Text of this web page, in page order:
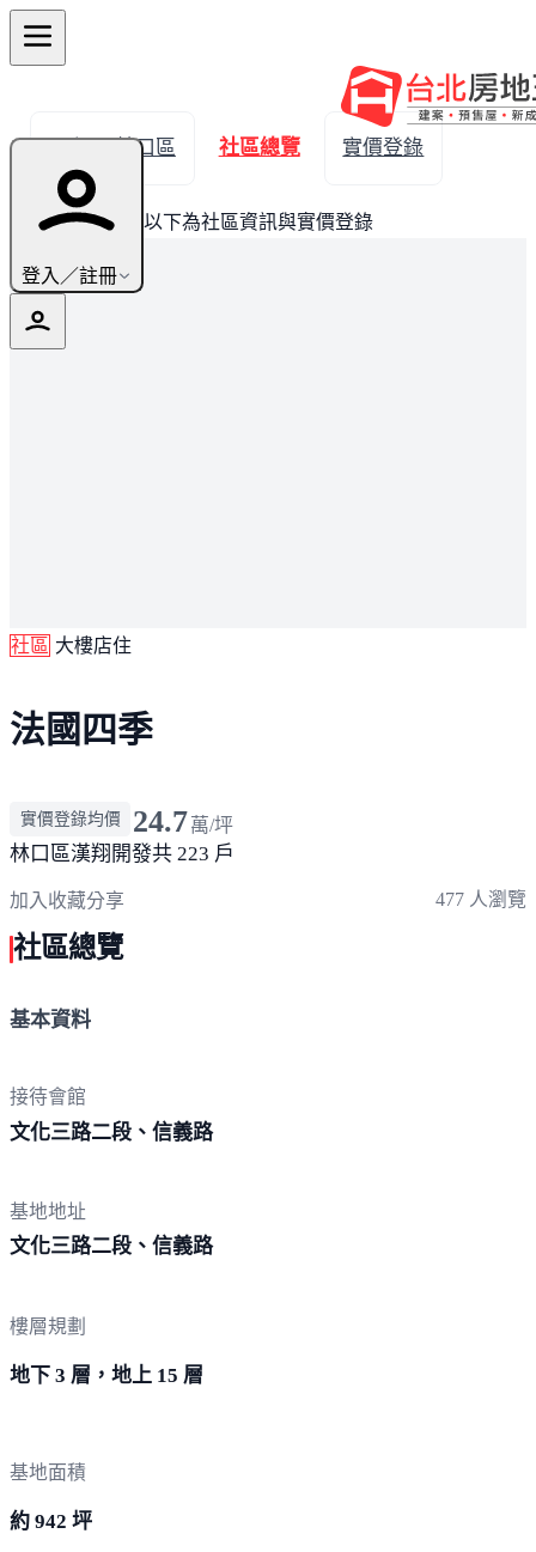
登入／註冊
← 返回林口區 社區總覽 實價登錄
此建案已完銷，以下為社區資訊與實價登錄
社區 大樓店住
法國四季
實價登錄均價 24.7萬/坪
林口區漢翔開發共 223 戶
加入收藏分享 477 人瀏覽
社區總覽
基本資料
接待會館
文化三路二段、 信義路
基地地址
文化三路二段、 信義路
樓層規劃
地下 3 層，地上 15 層
基地面積
約 942 坪